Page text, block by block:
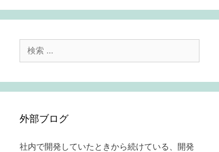
索:
外部ブログ
社内で開発していたときから続けている、開発